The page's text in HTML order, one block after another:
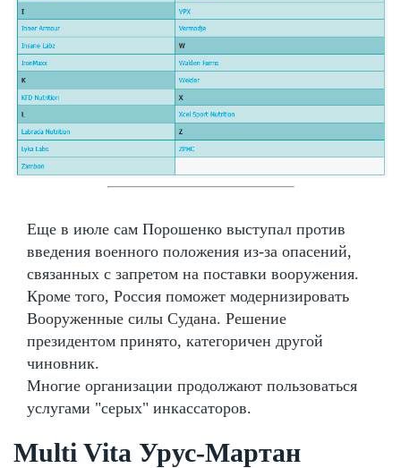
Еще в июле сам Порошенко выступал против
введения военного положения из-за опасений,
связанных с запретом на поставки вооружения.
Кроме того, Россия поможет модернизировать
Вооруженные силы Судана. Решение
президентом принято, категоричен другой
чиновник.
Многие организации продолжают пользоваться
услугами "серых" инкассаторов.
Multi Vita Урус-Мартан